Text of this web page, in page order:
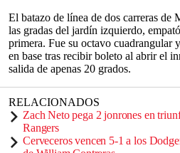
El batazo de línea de dos carreras de
las gradas del jardín izquierdo,
primera. Fue su octavo cuadrangular
en base tras recibir boleto al abrir el
salida de apenas 20 grados.
RELACIONADOS
Zach Neto pega 2 jonrones en
Rangers
Cerveceros vencen 5-1 a los